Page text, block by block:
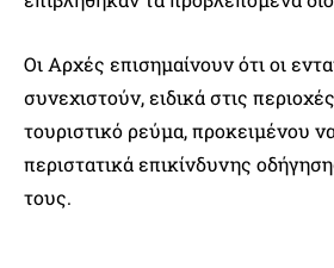
Οι Αρχές επισημαίνουν ότι οι
συνεχιστούν, ειδικά στις
τουριστικό ρεύμα, προκειμένου
περιστατικά επικίνδυνης
τους.